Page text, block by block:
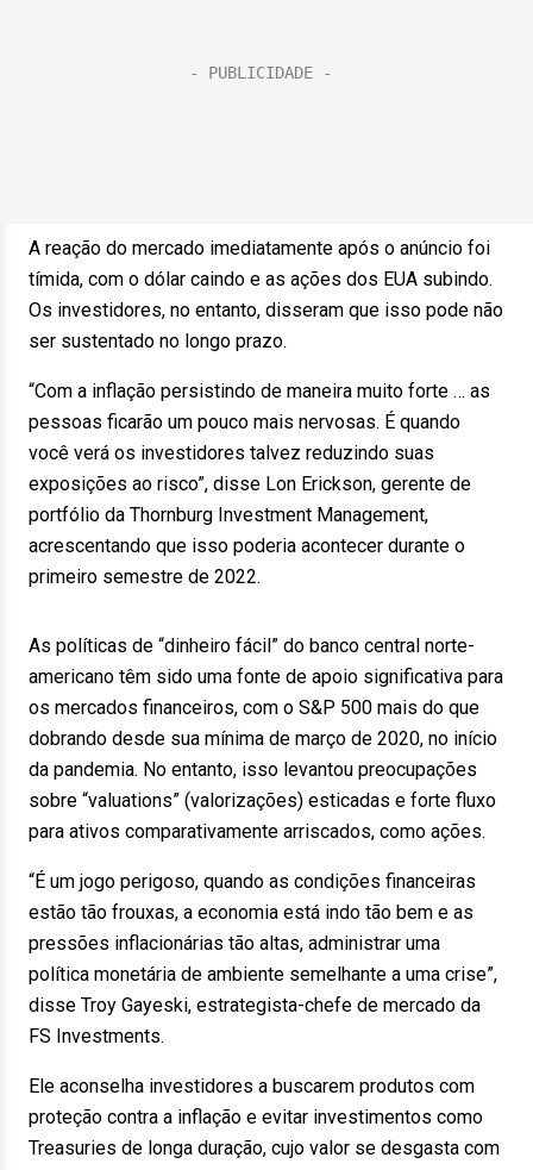
A reação do mercado imediatamente após o anúncio foi
tímida, com o dólar caindo e as ações dos EUA subindo.
Os investidores, no entanto, disseram que isso pode não
ser sustentado no longo prazo.
“Com a inflação persistindo de maneira muito forte … as
pessoas ficarão um pouco mais nervosas. É quando
você verá os investidores talvez reduzindo suas
exposições ao risco”, disse Lon Erickson, gerente de
portfólio da Thornburg Investment Management,
acrescentando que isso poderia acontecer durante o
primeiro semestre de 2022.
As políticas de “dinheiro fácil” do banco central norte-
americano têm sido uma fonte de apoio significativa para
os mercados financeiros, com o S&P 500 mais do que
dobrando desde sua mínima de março de 2020, no início
da pandemia. No entanto, isso levantou preocupações
sobre “valuations” (valorizações) esticadas e forte fluxo
para ativos comparativamente arriscados, como ações.
“É um jogo perigoso, quando as condições financeiras
estão tão frouxas, a economia está indo tão bem e as
pressões inflacionárias tão altas, administrar uma
política monetária de ambiente semelhante a uma crise”,
disse Troy Gayeski, estrategista-chefe de mercado da
FS Investments.
Ele aconselha investidores a buscarem produtos com
proteção contra a inflação e evitar investimentos como
Treasuries de longa duração, cujo valor se desgasta com